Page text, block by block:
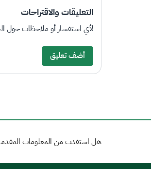
التعليقات والاقتراحات
لأي استفسار أو ملاحظات حول
أضف تعليق
هل استفدت من المعلومات